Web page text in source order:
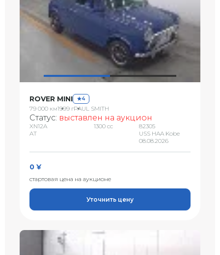
ROVER MINI 4
79 000 км1999 гPAUL SMITH
Статус: выставлен на аукцион
XN12A
AT
1300 сс
82305
USS HAA Kobe
08.08.2026
0 ¥
стартовая цена на аукционе
Уточнить цену